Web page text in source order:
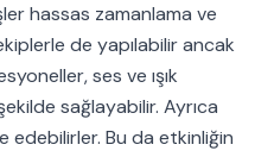
hassas zamanlama ve
de yapılabilir ancak
ses ve ışık
sağlayabilir. Ayrıca
edebilirler. Bu da etkinliğin